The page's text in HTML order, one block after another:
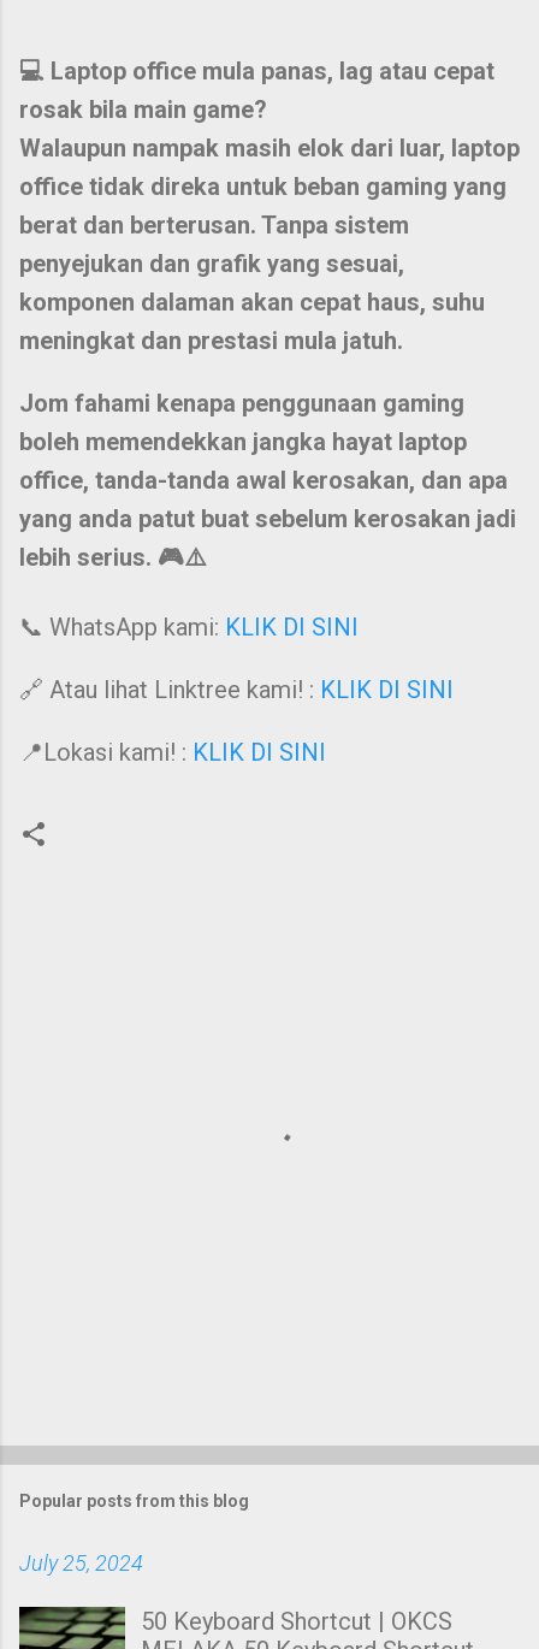
💻 Laptop office mula panas, lag atau cepat
rosak bila main game?
Walaupun nampak masih elok dari luar, laptop
office tidak direka untuk beban gaming yang
berat dan berterusan. Tanpa sistem
penyejukan dan grafik yang sesuai,
komponen dalaman akan cepat haus, suhu
meningkat dan prestasi mula jatuh.
Jom fahami kenapa penggunaan gaming
boleh memendekkan jangka hayat laptop
office, tanda-tanda awal kerosakan, dan apa
yang anda patut buat sebelum kerosakan jadi
lebih serius. 🎮⚠️
📞 WhatsApp kami: KLIK DI SINI
🔗 Atau lihat Linktree kami! : KLIK DI SINI
📍Lokasi kami! : KLIK DI SINI
Popular posts from this blog
July 25, 2024
50 Keyboard Shortcut | OKCS